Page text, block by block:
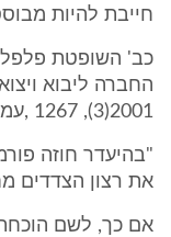
חייבת להיות
החברה ליבוא
2001(3), 1267 ,עמ' 1272, (פורסם בתקדין), קובעת כי:
"בהיעדר חוזה
את רצון הצדדים
אם כך, לשם הוכחת